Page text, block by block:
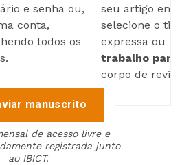
e senha ou,
conta,
todos os
seu artigo em
selecione o
expressa ou
trabalho para
corpo de
manuscrito
de acesso livre e
registrada junto
ao IBICT.